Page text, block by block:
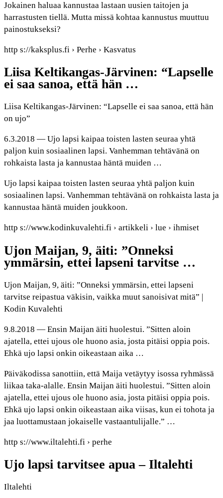
Jokainen haluaa kannustaa lastaan uusien taitojen ja
harrastusten tiellä. Mutta missä kohtaa kannustus muuttuu
painostukseksi?
http s://kaksplus.fi › Perhe › Kasvatus
Liisa Keltikangas-Järvinen: “Lapselle
ei saa sanoa, että hän …
Liisa Keltikangas-Järvinen: “Lapselle ei saa sanoa, että hän
on ujo”
6.3.2018 — Ujo lapsi kaipaa toisten lasten seuraa yhtä
paljon kuin sosiaalinen lapsi. Vanhemman tehtävänä on
rohkaista lasta ja kannustaa häntä muiden …
Ujo lapsi kaipaa toisten lasten seuraa yhtä paljon kuin
sosiaalinen lapsi. Vanhemman tehtävänä on rohkaista lasta ja
kannustaa häntä muiden joukkoon.
http s://www.kodinkuvalehti.fi › artikkeli › lue › ihmiset
Ujon Maijan, 9, äiti: ”Onneksi
ymmärsin, ettei lapseni tarvitse …
Ujon Maijan, 9, äiti: ”Onneksi ymmärsin, ettei lapseni
tarvitse reipastua väkisin, vaikka muut sanoisivat mitä” |
Kodin Kuvalehti
9.8.2018 — Ensin Maijan äiti huolestui. ”Sitten aloin
ajatella, ettei ujous ole huono asia, josta pitäisi oppia pois.
Ehkä ujo lapsi onkin oikeastaan aika …
Päiväkodissa sanottiin, että Maija vetäytyy isossa ryhmässä
liikaa taka-alalle. Ensin Maijan äiti huolestui. ”Sitten aloin
ajatella, ettei ujous ole huono asia, josta pitäisi oppia pois.
Ehkä ujo lapsi onkin oikeastaan aika viisas, kun ei tohota ja
jaa luottamustaan jokaiselle vastaantulijalle.” …
http s://www.iltalehti.fi › perhe
Ujo lapsi tarvitsee apua – Iltalehti
Iltalehti